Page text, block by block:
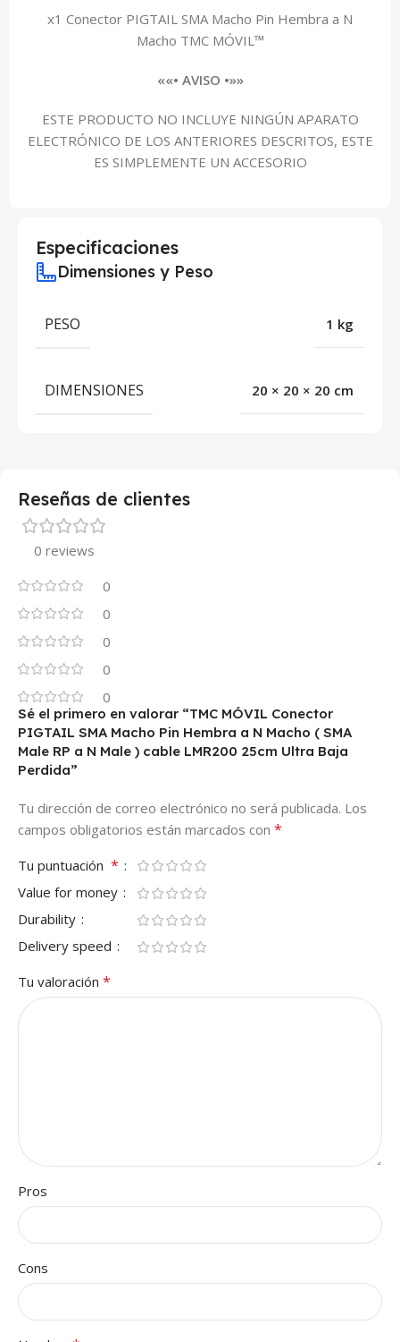
x1 Conector PIGTAIL SMA Macho Pin Hembra a N
Macho TMC MÓVIL™
««• AVISO •»»
ESTE PRODUCTO NO INCLUYE NINGÚN APARATO
ELECTRÓNICO DE LOS ANTERIORES DESCRITOS, ESTE
ES SIMPLEMENTE UN ACCESORIO
Especificaciones
Dimensiones y Peso
PESO 1 kg
DIMENSIONES 20 × 20 × 20 cm
Reseñas de clientes
0 reviews
0
0
0
0
0
Sé el primero en valorar “TMC MÓVIL Conector
PIGTAIL SMA Macho Pin Hembra a N Macho ( SMA
Male RP a N Male ) cable LMR200 25cm Ultra Baja
Perdida”
Tu dirección de correo electrónico no será publicada. Los
campos obligatorios están marcados con *
Tu puntuación *
Value for money
Durability
Delivery speed
Tu valoración *
Pros
Cons